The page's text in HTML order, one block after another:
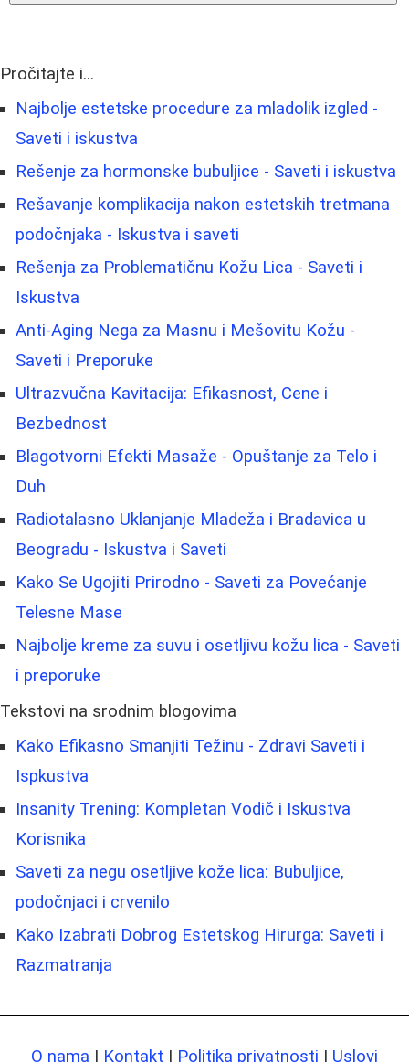
Pročitajte i...
Najbolje estetske procedure za mladolik izgled -
Saveti i iskustva
Rešenje za hormonske bubuljice - Saveti i iskustva
Rešavanje komplikacija nakon estetskih tretmana
podočnjaka - Iskustva i saveti
Rešenja za Problematičnu Kožu Lica - Saveti i
Iskustva
Anti-Aging Nega za Masnu i Mešovitu Kožu -
Saveti i Preporuke
Ultrazvučna Kavitacija: Efikasnost, Cene i
Bezbednost
Blagotvorni Efekti Masaže - Opuštanje za Telo i
Duh
Radiotalasno Uklanjanje Mladeža i Bradavica u
Beogradu - Iskustva i Saveti
Kako Se Ugojiti Prirodno - Saveti za Povećanje
Telesne Mase
Najbolje kreme za suvu i osetljivu kožu lica - Saveti
i preporuke
Tekstovi na srodnim blogovima
Kako Efikasno Smanjiti Težinu - Zdravi Saveti i
Ispkustva
Insanity Trening: Kompletan Vodič i Iskustva
Korisnika
Saveti za negu osetljive kože lica: Bubuljice,
podočnjaci i crvenilo
Kako Izabrati Dobrog Estetskog Hirurga: Saveti i
Razmatranja
O nama | Kontakt | Politika privatnosti | Uslovi